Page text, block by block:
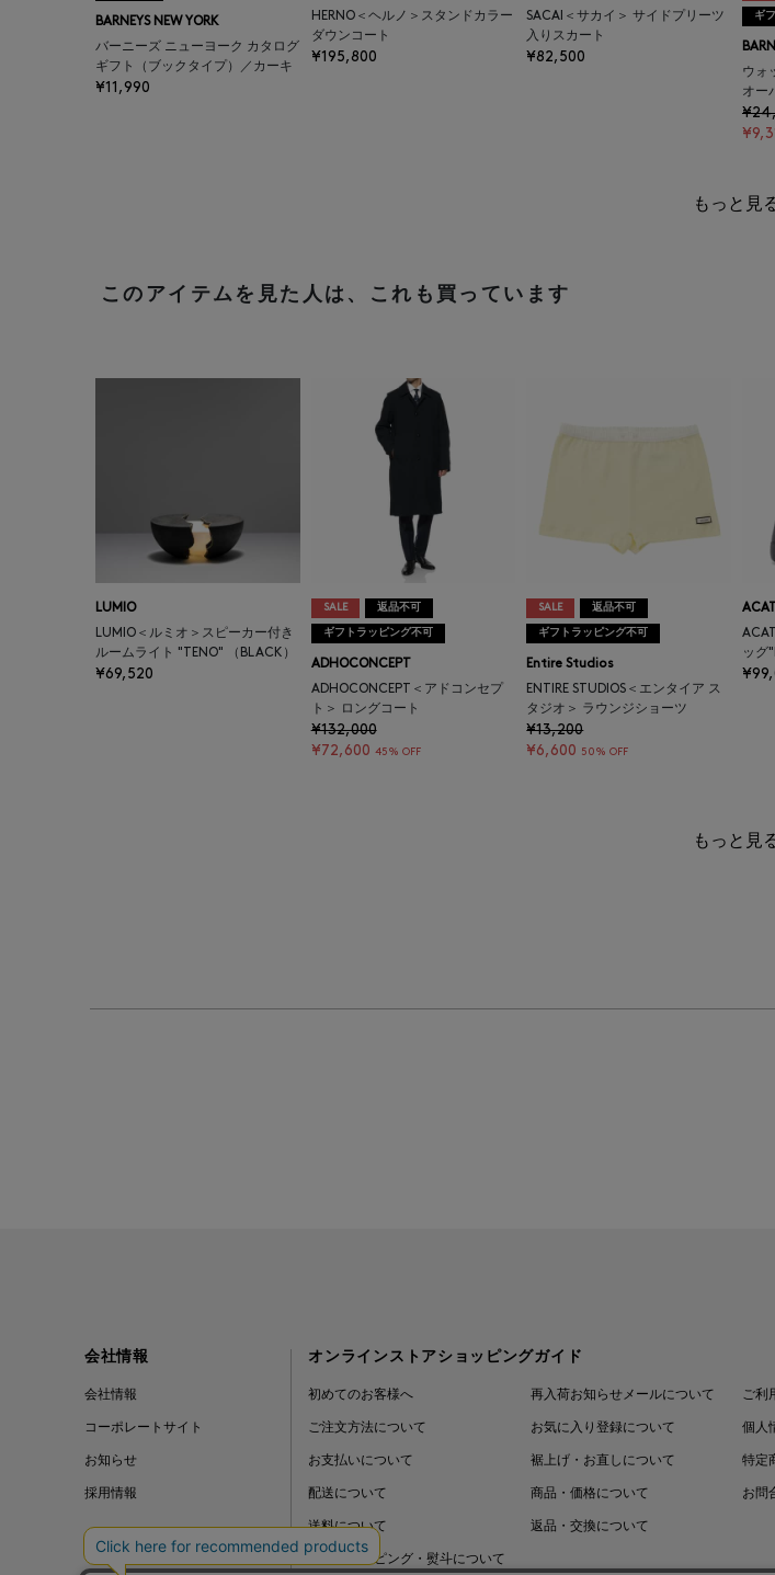
BARNEYS NEW YORK
バーニーズ ニューヨーク カタログ
ギフト（ブックタイプ）／カーキ
¥11,990
HERNO＜ヘルノ＞スタンドカラー
ダウンコート
¥195,800
SACAI＜サカイ＞ サイドプリーツ
入りスカート
¥82,500
ギ
ウォ
オー
もっと見
このアイテムを見た人は、これも買っています
LUMIO
LUMIO＜ルミオ＞スピーカー付き
ルームライト "TENO" （BLACK）
¥69,520
SALE 返品不可
ギフトラッピング不可
ADHOCONCEPT
ADHOCONCEPT＜アドコンセプ
ト＞ ロングコート
¥132,000
¥72,600 45% OFF
SALE 返品不可
ギフトラッピング不可
Entire Studios
ENTIRE STUDIOS＜エンタイア ス
タジオ＞ ラウンジショーツ
¥13,200
¥6,600 50% OFF
ッグ
もっと見
会社情報
会社情報
コーポレートサイト
お知らせ
採用情報
オンラインストアショッピングガイド
初めてのお客様へ
ご注文方法について
お支払いについて
配送について
送料について
ギフトラッピング・熨斗について
再入荷お知らせメールについて
お気に入り登録について
裾上げ・お直しについて
商品・価格について
返品・交換について
ご利
個人
特定
お問